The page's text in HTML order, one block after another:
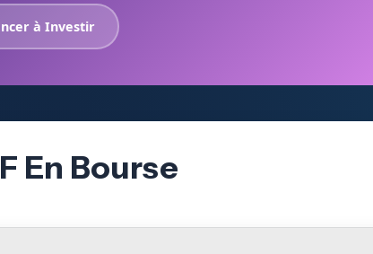
à Investir
En Bourse